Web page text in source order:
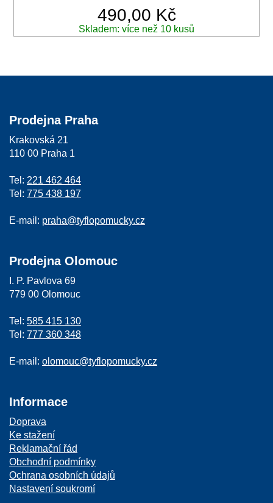
490,00 Kč
Skladem: více než 10 kusů
Prodejna Praha
Krakovská 21
110 00 Praha 1
Tel: 221 462 464
Tel: 775 438 197
E-mail: praha@tyflopomucky.cz
Prodejna Olomouc
I. P. Pavlova 69
779 00 Olomouc
Tel: 585 415 130
Tel: 777 360 348
E-mail: olomouc@tyflopomucky.cz
Informace
Doprava
Ke stažení
Reklamační řád
Obchodní podmínky
Ochrana osobních údajů
Nastavení soukromí